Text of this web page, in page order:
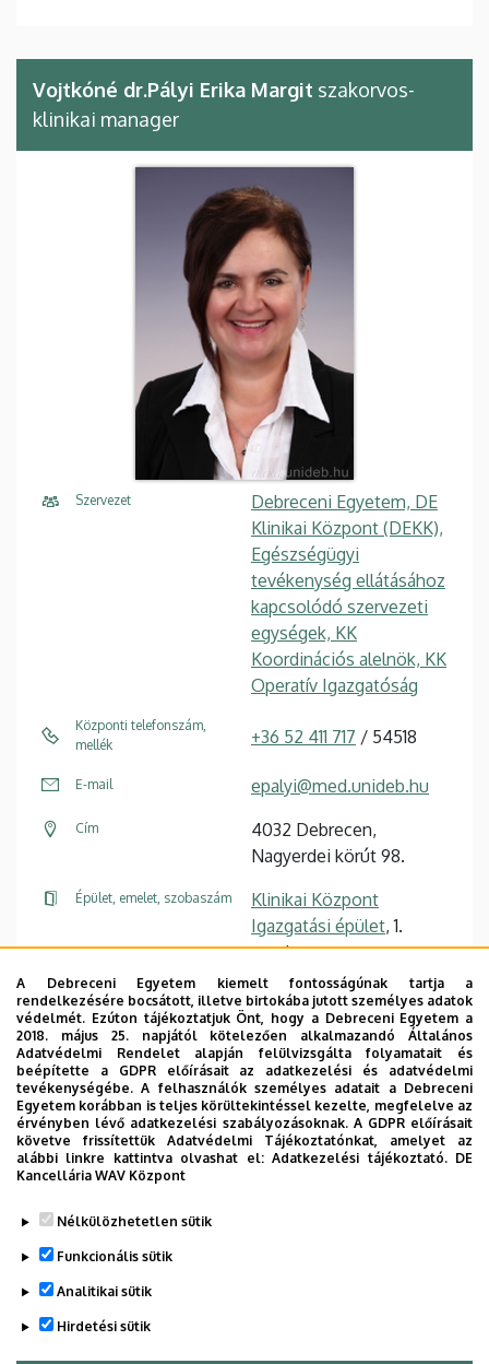
A Debreceni Egyetem kiemelt fontosságúnak tartja a
rendelkezésére bocsátott, illetve birtokába jutott személyes adatok
védelmét. Ezúton tájékoztatjuk Önt, hogy a Debreceni Egyetem a
2018. május 25. napjától kötelezően alkalmazandó Általános
Adatvédelmi Rendelet alapján felülvizsgálta folyamatait és
beépítette a GDPR előírásait az adatkezelési és adatvédelmi
tevékenységébe. A felhasználók személyes adatait a Debreceni
Egyetem korábban is teljes körültekintéssel kezelte, megfelelve az
érvényben lévő adatkezelési szabályozásoknak. A GDPR előírásait
követve frissítettük Adatvédelmi Tájékoztatónkat, amelyet az
alábbi linkre kattintva olvashat el:Adatkezelési tájékoztató. DE
Kancellária WAV Központ
Nélkülözhetetlen sütik
Funkcionális sütik
Analitikai sütik
Hirdetési sütik
Vojtkóné dr.Pályi Erika Margit szakorvos-
klinikai manager
Szervezet
Debreceni Egyetem, DE
Klinikai Központ (DEKK),
Egészségügyi
tevékenység ellátásához
kapcsolódó szervezeti
egységek, KK
Koordinációs alelnök, KK
Operatív Igazgatóság
Központi telefonszám,
mellék
+36 52 411 717 / 54518
E-mail epalyi@med.unideb.hu
Cím
4032 Debrecen,
Nagyerdei körút 98.
Épület, emelet, szobaszám
Klinikai Központ
Igazgatási épület, 1.
emelet
Fax / mellék +36 52 419 807
Dolgozói adatmódosítás igénylése a DE
telefonkönyvében|Külső személyek rögzítése a
DE telefonkönyvében| Súgó|Hibabejelentés